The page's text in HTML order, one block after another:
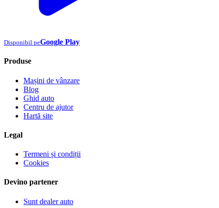
Disponibil peGoogle Play
Produse
Mașini de vânzare
Blog
Ghid auto
Centru de ajutor
Hartă site
Legal
Termeni și condiții
Cookies
Devino partener
Sunt dealer auto